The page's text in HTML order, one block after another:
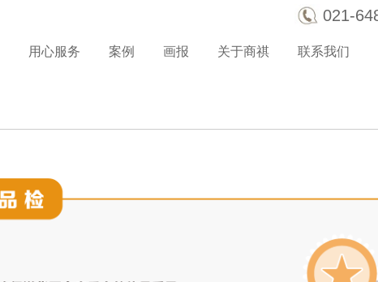
021-
用心服务 案例 画报 关于商祺 联系我们